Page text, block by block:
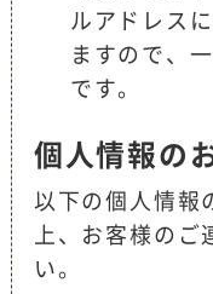
ルアドレス
ますので、
です。
個人情報の
以下の個人情報
上、お客様のご
い。